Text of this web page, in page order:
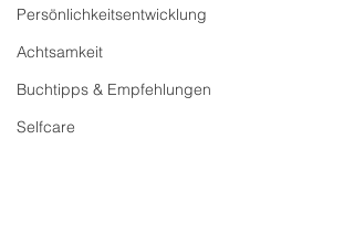
Persönlichkeitsentwicklung
Achtsamkeit
Buchtipps & Empfehlungen
Selfcare